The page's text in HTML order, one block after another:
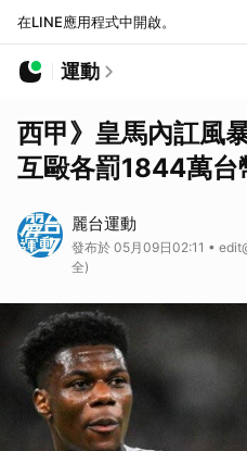
在LINE應用程式中開啟。
運動
西甲》皇馬內訌風
互毆各罰1844萬台
麗台運動
發布於 05月09日02:11 •
全)